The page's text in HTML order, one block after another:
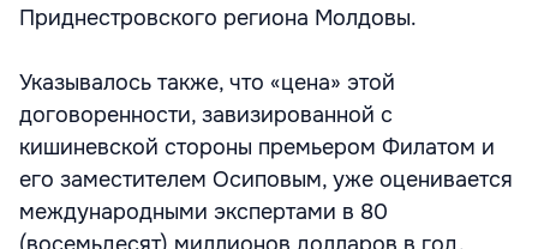
Приднестровского региона Молдовы.
Указывалось также, что «цена» этой
договоренности, завизированной с
кишиневской стороны премьером Филатом и
его заместителем Осиповым, уже оценивается
международными экспертами в 80